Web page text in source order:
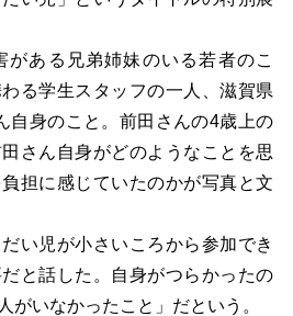
がある兄弟姉妹のいる若者のこ
る学生スタッフの一人、滋賀県
自身のこと。前田さんの4歳上の
さん自身がどのようなことを思
担に感じていたのかが写真と文
い児が小さいころから参加でき
と話した。自身がつらかったの
がいなかったこと」だという。